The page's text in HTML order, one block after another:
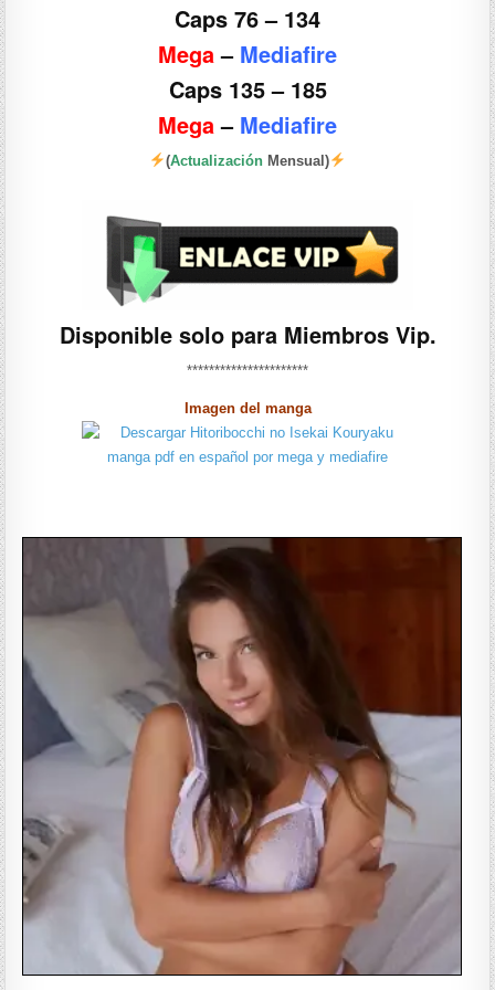
Caps 76 – 134
Mega– Mediafire
Caps 135 – 185
Mega– Mediafire
(Actualización Mensual)
Disponible solo para Miembros Vip.
**********************
Imagen del manga